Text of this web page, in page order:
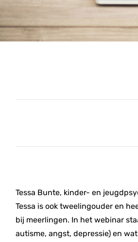
Tessa Bunte, kinder- en
Tessa is ook tweelingouder en
bij meerlingen. In het webinar
autisme, angst, depressie) en